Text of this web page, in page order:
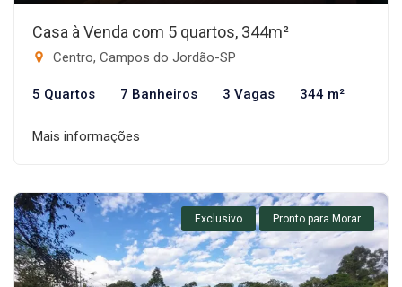
Casa à Venda com 5 quartos, 344m²
Centro, Campos do Jordão-SP
5 Quartos 7 Banheiros 3 Vagas 344 m²
Mais informações
Exclusivo Pronto para Morar